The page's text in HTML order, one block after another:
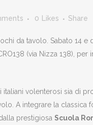
0 Likes Share
da tavolo. Sabato 14 e
(via Nizza 138), per
volenterosi sia di
A integrare la classica
prestigiosa Scuola